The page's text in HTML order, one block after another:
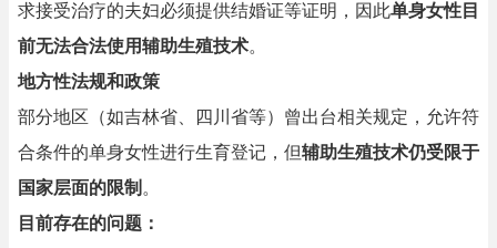
求接受治疗的夫妇必须提供结婚证等证明，因此单身女性目
前无法合法使用辅助生殖技术。
地方性法规和政策
部分地区（如吉林省、四川省等）曾出台相关规定，允许符
合条件的单身女性进行生育登记，但辅助生殖技术仍受限于
国家层面的限制 。
目前存在的问题：